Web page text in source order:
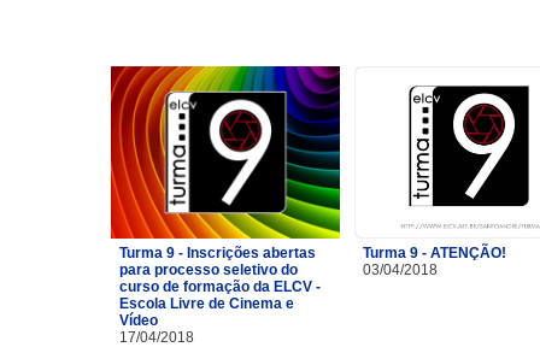
Turma 9 - Inscrições abertas
para processo seletivo do
curso de formação da ELCV -
Escola Livre de Cinema e
Vídeo
17/04/2018
Turma 9 - ATENÇÃO!
03/04/2018